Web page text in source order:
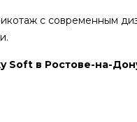
с современным
Soft в Ростове-на-